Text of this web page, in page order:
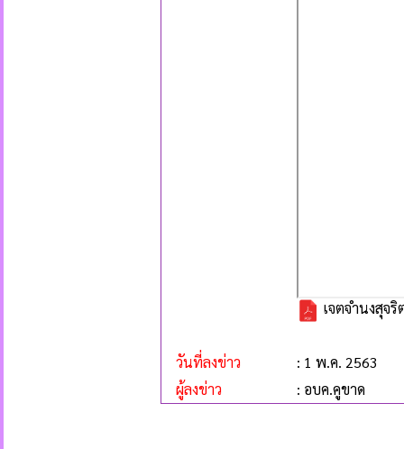
เจตจำนงสุจ
วันที่ลงข่าว
: 1 พ.ค. 2563
ผู้ลงข่าว
: อบค.คูขาด